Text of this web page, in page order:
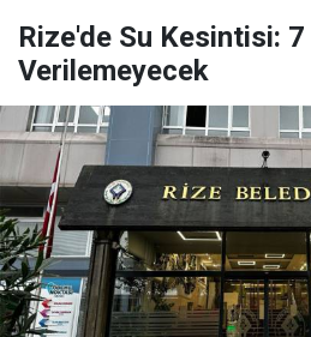
Rize'de Su Kesintisi:
Verilemeyecek